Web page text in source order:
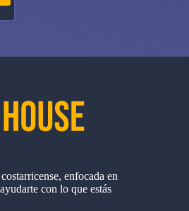
enfocada en
con lo que estás